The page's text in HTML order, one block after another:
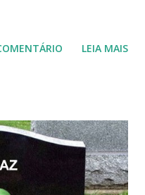
LEIA MAIS